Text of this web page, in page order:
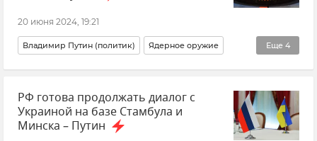
20 июня 2024, 19:21
Еще 4
Владимир Путин (политик) Ядерное оружие
Ядерная триада Политика Вьетнам Россия
РФ готова продолжать диалог с
Украиной на базе Стамбула и
Минска – Путин